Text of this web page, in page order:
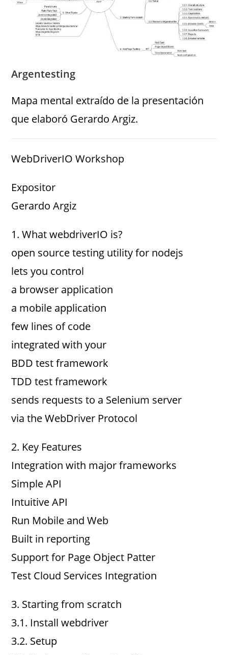
Argentesting
Mapa mental extraído de la presentación
que elaboró Gerardo Argiz.
WebDriverIO Workshop
Expositor
Gerardo Argiz
1. What webdriverIO is?
open source testing utility for nodejs
lets you control
a browser application
a mobile application
few lines of code
integrated with your
BDD test framework
TDD test framework
sends requests to a Selenium server
via the WebDriver Protocol
2. Key Features
Integration with major frameworks
Simple API
Intuitive API
Run Mobile and Web
Built in reporting
Support for Page Object Patter
Test Cloud Services Integration
3. Starting from scratch
3.1. Install webdriver
3.2. Setup